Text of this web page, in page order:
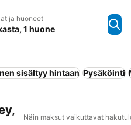
ja huoneet
1 huone
sisältyy hintaan Pysäköinti
Näin maksut vaikuttavat